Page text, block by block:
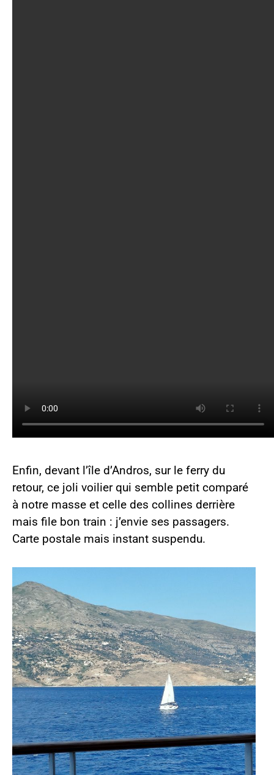
Enfin, devant l’île d’Andros, sur le ferry du
retour, ce joli voilier qui semble petit comparé
à notre masse et celle des collines derrière
mais file bon train : j’envie ses passagers.
Carte postale mais instant suspendu.